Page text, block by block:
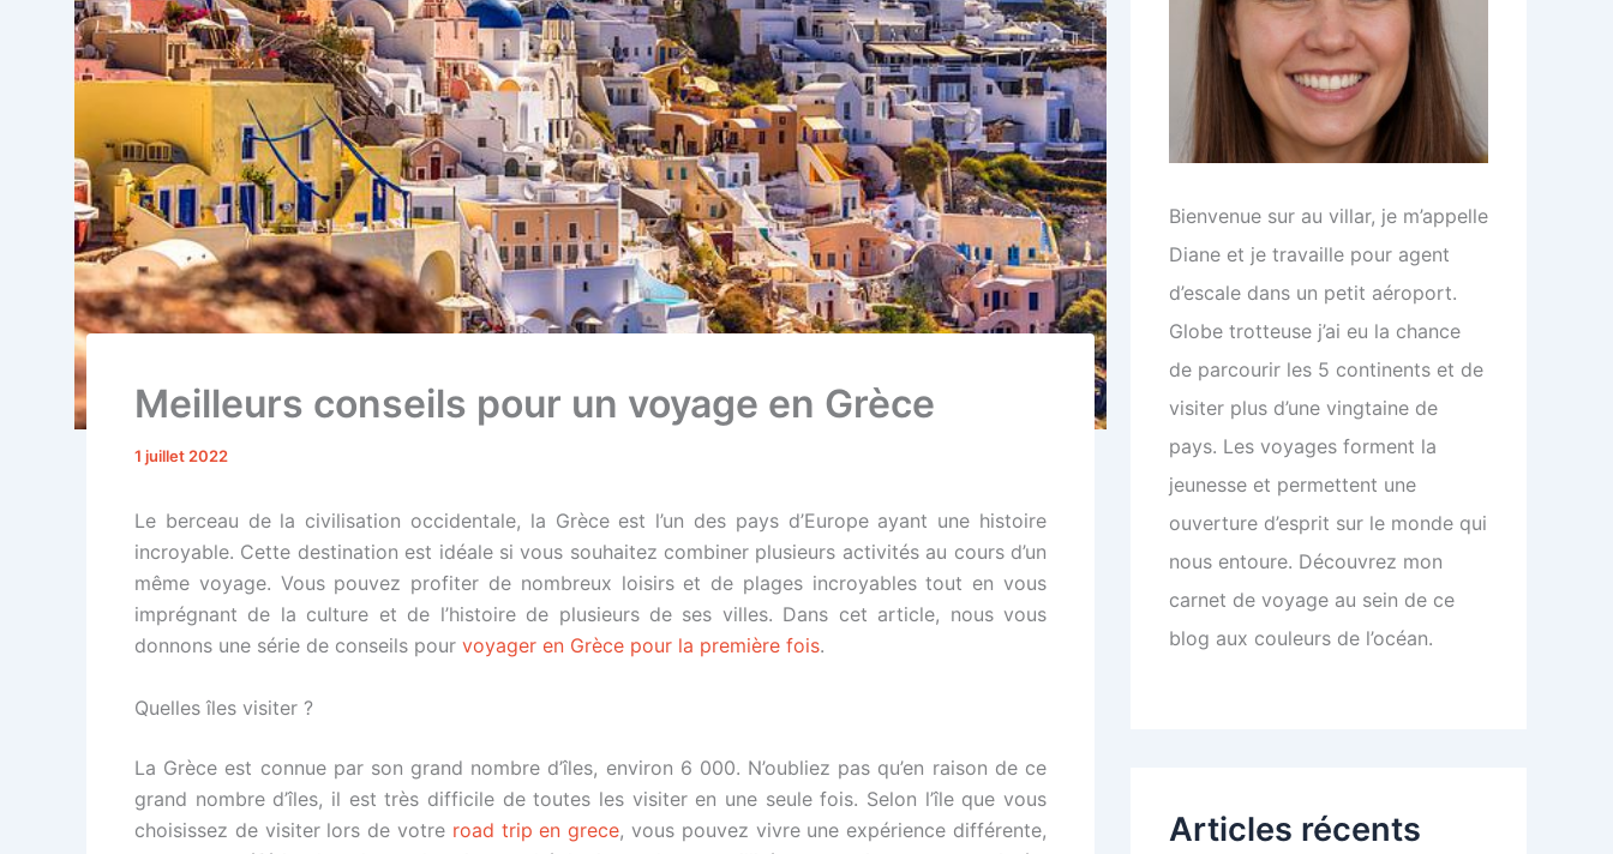
Meilleurs conseils pour un voyage en Grèce
1 juillet 2022
Le berceau de la civilisation occidentale, la Grèce est l’un des pays d’Europe ayant une histoire
incroyable. Cette destination est idéale si vous souhaitez combiner plusieurs activités au cours d’un
même voyage. Vous pouvez profiter de nombreux loisirs et de plages incroyables tout en vous
imprégnant de la culture et de l’histoire de plusieurs de ses villes. Dans cet article, nous vous
donnons une série de conseils pour voyager en Grèce pour la première fois.
Quelles îles visiter ?
La Grèce est connue par son grand nombre d’îles, environ 6 000. N’oubliez pas qu’en raison de ce
grand nombre d’îles, il est très difficile de toutes les visiter en une seule fois. Selon l’île que vous
choisissez de visiter lors de votre road trip en grece, vous pouvez vivre une expérience différente,
Bienvenue sur au villar, je m’appelle
Diane et je travaille pour agent
d’escale dans un petit aéroport.
Globe trotteuse j’ai eu la chance
de parcourir les 5 continents et de
visiter plus d’une vingtaine de
pays. Les voyages forment la
jeunesse et permettent une
ouverture d’esprit sur le monde qui
nous entoure. Découvrez mon
carnet de voyage au sein de ce
blog aux couleurs de l’océan.
Articles récents